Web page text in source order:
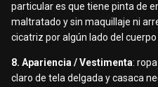
particular es que tiene pinta de
maltratado y sin maquillaje ni
cicatriz por algún lado del
8. Apariencia / Vestimenta:
claro de tela delgada y casaca